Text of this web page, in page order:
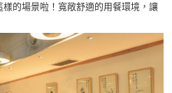
的場景啦！寬敞舒適的用餐環境，讓